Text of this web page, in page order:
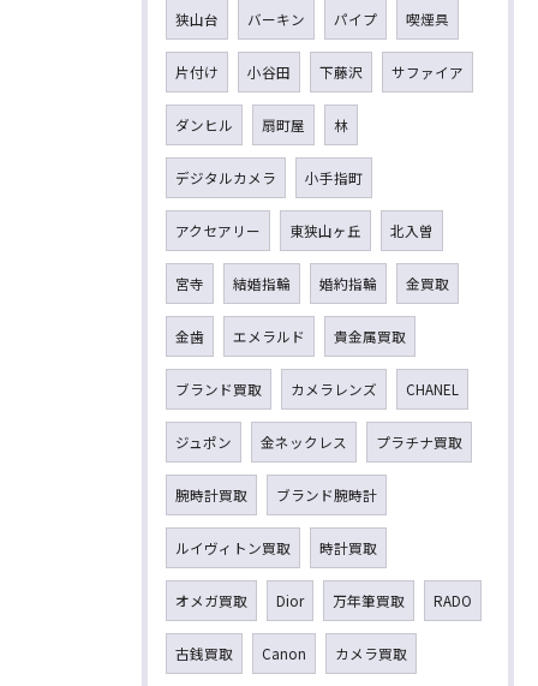
狭山台 バーキン パイプ 喫煙具
片付け 小谷田 下藤沢 サファイア
ダンヒル 扇町屋 林
デジタルカメラ 小手指町
アクセアリー 東狭山ヶ丘 北入曽
宮寺 結婚指輪 婚約指輪 金買取
金歯 エメラルド 貴金属買取
ブランド買取 カメラレンズ CHANEL
ジュポン 金ネックレス プラチナ買取
腕時計買取 ブランド腕時計
ルイヴィトン買取 時計買取
オメガ買取 Dior 万年筆買取 RADO
古銭買取 Canon カメラ買取